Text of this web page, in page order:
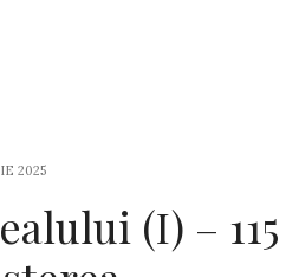
2025
(I) – 115